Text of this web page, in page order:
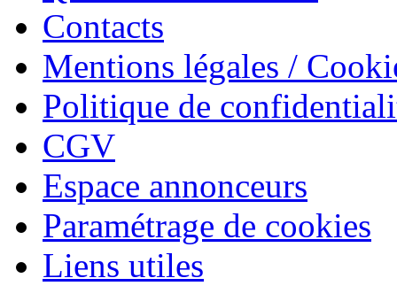
Contacts
Mentions légales /
Politique de
CGV
Espace annonceurs
Paramétrage de cookies
Liens utiles